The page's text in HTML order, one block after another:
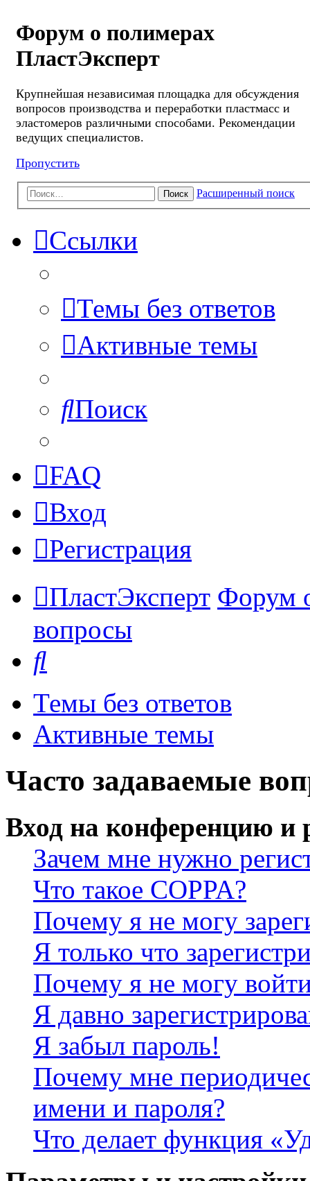
Форум о полимерах
ПластЭксперт
Крупнейшая независимая площадка для обсуждения
вопросов производства и переработки пластмасс и
эластомеров различными способами. Рекомендации
ведущих специалистов.
Пропустить
Поиск Расширенный поиск
Ссылки
Темы без ответов
Активные темы
Поиск
FAQ
Вход
Регистрация
ПластЭксперт Форум
вопросы
Темы без ответов
Активные темы
Часто задаваемые
Вход на конференцию и
Зачем мне нужно
Что такое COPPA?
Почему я не могу
Я только что
Почему я не могу
Я давно
Я забыл пароль!
Почему мне
имени и пароля?
Что делает функция